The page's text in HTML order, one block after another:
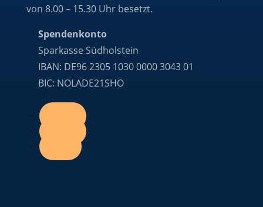
von 8.00 – 15.30 Uhr besetzt.
Spendenkonto
Sparkasse Südholstein
IBAN: DE96 2305 1030 0000 3043 01
BIC: NOLADE21SHO